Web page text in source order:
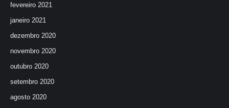
fevereiro 2021
janeiro 2021
dezembro 2020
novembro 2020
outubro 2020
setembro 2020
agosto 2020